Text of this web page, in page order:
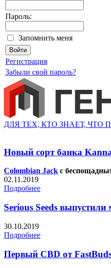
Пароль:
Запомнить меня
Регистрация
Забыли свой пароль?
ДЛЯ ТЕХ, КТО ЗНАЕТ, ЧТО
Новый сорт банка
Colombian Jack с
02.11.2019
Подробнее
Serious Seeds
30.10.2019
Подробнее
Первый CBD от